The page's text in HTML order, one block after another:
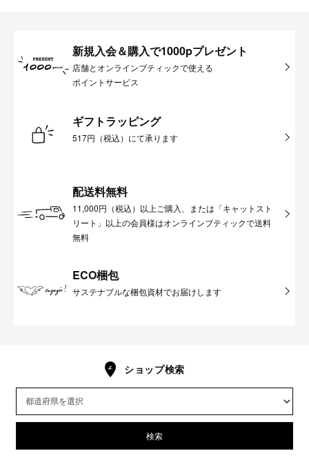
新規入会＆購入で1000pプレゼント
店舗とオンラインブティックで使える
ポイントサービス
ギフトラッピング
517円（税込）にて承ります
配送料無料
11,000円（税込）以上ご購入、または「キャットスト
リート」以上の会員様はオンラインブティックで送料
無料
ECO梱包
サステナブルな梱包資材でお届けします
ショップ検索
検索